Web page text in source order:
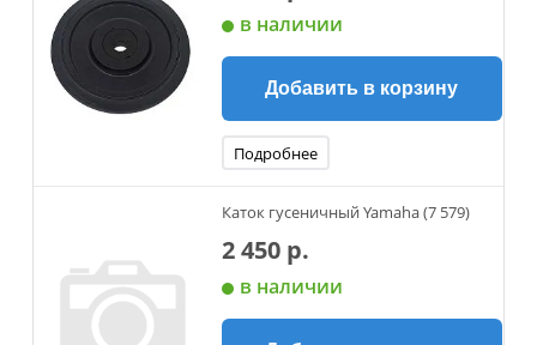
в наличии
Добавить в корзину
Подробнее
Каток гусеничный Yamaha (7 579)
2 450 р.
в наличии